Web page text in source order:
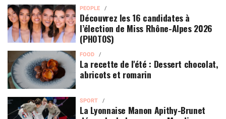
PEOPLE
Découvrez les 16 candidates à
l’élection de Miss Rhône-Alpes 2026
(PHOTOS)
FOOD
La recette de l'été : Dessert chocolat,
abricots et romarin
SPORT
La Lyonnaise Manon Apithy-Brunet